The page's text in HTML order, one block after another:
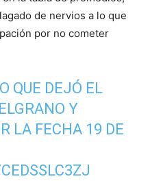
de nervios a lo que
por no cometer
QUE DEJÓ EL
Y
LA FECHA 19 DE